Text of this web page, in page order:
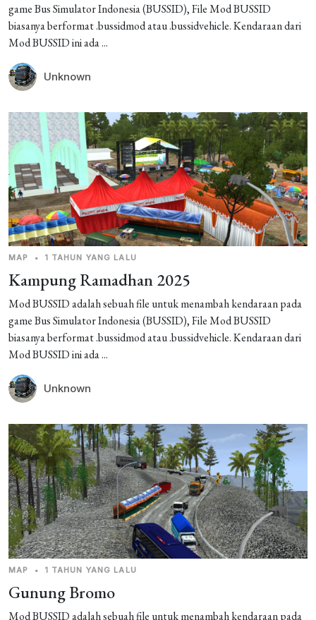
game Bus Simulator Indonesia (BUSSID), File Mod BUSSID
biasanya berformat .bussidmod atau .bussidvehicle. Kendaraan dari
Mod BUSSID ini ada ...
Unknown
MAP • 1 TAHUN YANG LALU
Kampung Ramadhan 2025
Mod BUSSID adalah sebuah file untuk menambah kendaraan pada
game Bus Simulator Indonesia (BUSSID), File Mod BUSSID
biasanya berformat .bussidmod atau .bussidvehicle. Kendaraan dari
Mod BUSSID ini ada ...
Unknown
MAP • 1 TAHUN YANG LALU
Gunung Bromo
Mod BUSSID adalah sebuah file untuk menambah kendaraan pada